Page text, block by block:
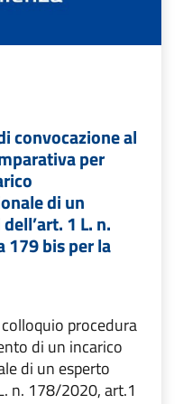
convocazione al
per
di un
1 L. n.
bis per la
procedura
di un incarico
di un esperto
n. 178/2020, art.1